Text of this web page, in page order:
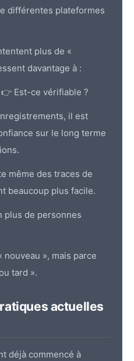
différentes plateformes
plus de «
davantage à :
Est-ce vérifiable ?
il est
sur le long terme
même des traces de
beaucoup plus facile.
plus de personnes
nouveau », mais parce
tard ».
actuelles
déjà commencé à